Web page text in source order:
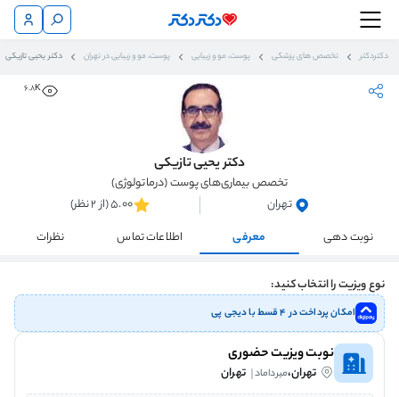
دکتردکتر تخصص های پزشکی پوست، مو و زیبایی پوست، مو و زیبایی در تهران دکتر یحیی تازیکی
6.8K
دکتر یحیی تازیکی
تخصص بیماری‌های پوست (درماتولوژی)
تهران
5.00 (از 2 نظر)
نوبت دهی
معرفی اطلاعات تماس نظرات
نوع ویزیت را انتخاب کنید:
امکان پرداخت در ۴ قسط با دیجی پی
نوبت ویزیت حضوری
تهران،میرداماد تهران